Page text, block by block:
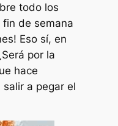
todo los
de semana
Eso sí, en
por la
hace
a pegar el